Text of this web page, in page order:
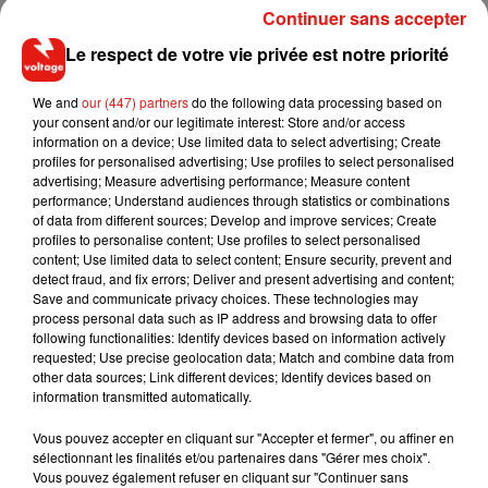
accroché. Comme dans cette salle où l'on découvre les
femmes tueuses en série. Parmi elles, la célèbre italienne
Leonarda Cianculliqui au XXème siècle a assassiné trois
Précision terrifiante, elle mangeait elle-même les cookies
faits à partir du sang et de la chair de ses victimes. Un détail
qui forcément a pu inerpeller Emeline, uen autre visiteuse
qui nous a dit vouloir comprendre les limites du serial killer, et
sa psychologie. Et là aussi, l'exposition est réussie
pusiqu'elle nous dévoile tous les détails de la vie du tueur
depuis sa naissance jusqu'à sa mort.
Comme le fait par exemple quela mère d'Ed Gein , une
croyante fanatique, a toujours dénigré les femmes et le sexe
devant son petit garçon. Un des éléments sans doute qui ont
poussé son fils, une fois adulte, à commettre les pires crimes
Plainfiled". Celui-là même qui a inspiré le célèbre film
"Psychose". Le cinéma d'ailleurs est omniprésent dans
Le respect de votre vie privée est notre priorité
We and our (447) partnersdo the following data processing based on
your consent and/or our legitimate interest: Store and/or access
information on a device; Use limited data to select advertising; Create
profiles for personalised advertising; Use profiles to select personalised
advertising; Measure advertising performance; Measure content
performance; Understand audiences through statistics or combinations
of data from different sources; Develop and improve services; Create
profiles to personalise content; Use profiles to select personalised
content; Use limited data to select content; Ensure security, prevent and
detect fraud, and fix errors; Deliver and present advertising and content;
Save and communicate privacy choices. These technologies may
process personal data such as IP address and browsing data to offer
following functionalities: Identify devices based on information actively
requested; Use precise geolocation data; Match and combine data from
other data sources; Link different devices; Identify devices based on
information transmitted automatically.
Vous pouvez accepter en cliquant sur "Accepter et fermer", ou affiner en
sélectionnant les finalités et/ou partenaires dans "Gérer mes choix".
Vous pouvez également refuser en cliquant sur "Continuer sans
Continuer sans accepter